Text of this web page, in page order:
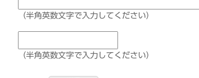
（半角英数文字で入力してください）
（半角英数文字で入力してください）